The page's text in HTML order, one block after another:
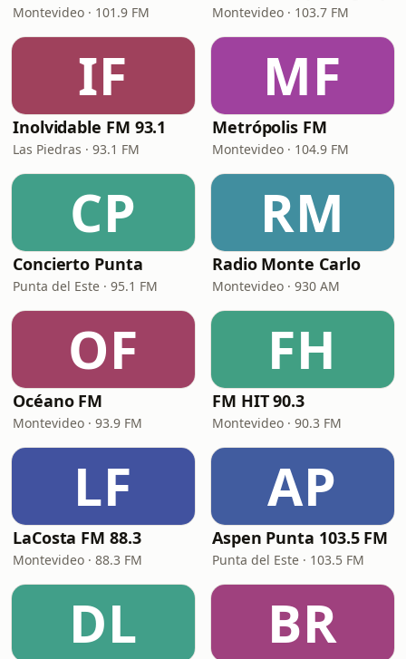
Montevideo · 101.9 FM Montevideo · 103.7 FM
IF
Inolvidable FM 93.1
Las Piedras · 93.1 FM
MF
Metrópolis FM
Montevideo · 104.9 FM
CP
Concierto Punta
Punta del Este · 95.1 FM
RM
Radio Monte Carlo
Montevideo · 930 AM
OF
Océano FM
Montevideo · 93.9 FM
FH
FM HIT 90.3
Montevideo · 90.3 FM
LF
LaCosta FM 88.3
Montevideo · 88.3 FM
AP
Aspen Punta 103.5 FM
Punta del Este · 103.5 FM
DL BR